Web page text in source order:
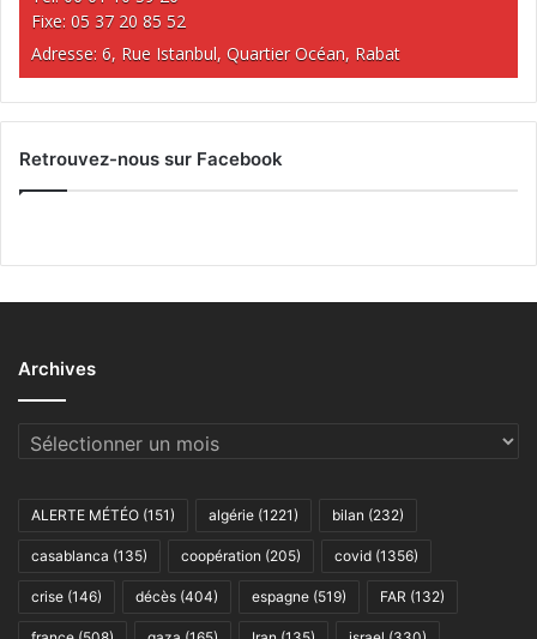
Fixe: 05 37 20 85 52
Adresse: 6, Rue Istanbul, Quartier Océan, Rabat
Retrouvez-nous sur Facebook
Archives
Archives
ALERTE MÉTÉO (151) algérie (1221) bilan (232)
casablanca (135) coopération (205) covid (1356)
crise (146) décès (404) espagne (519) FAR (132)